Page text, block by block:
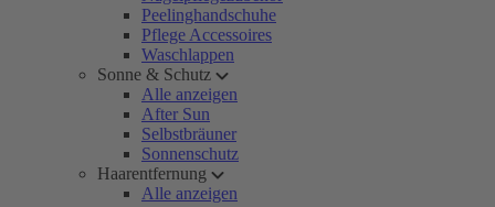
Peelinghandschuhe
Pflege Accessoires
Waschlappen
Sonne & Schutz
Alle anzeigen
After Sun
Selbstbräuner
Sonnenschutz
Haarentfernung
Alle anzeigen